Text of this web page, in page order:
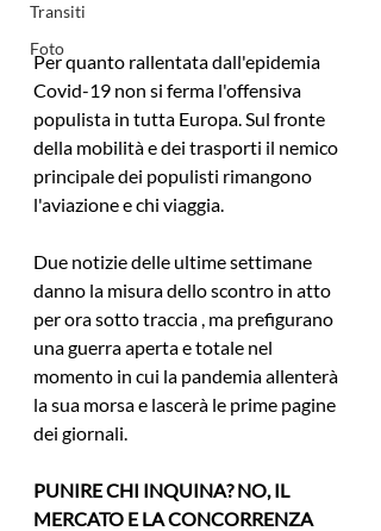
Transiti
Foto
Per quanto rallentata dall'epidemia
Covid-19 non si ferma l'offensiva
populista in tutta Europa. Sul fronte
della mobilità e dei trasporti il nemico
principale dei populisti rimangono
l'aviazione e chi viaggia.
Due notizie delle ultime settimane
danno la misura dello scontro in atto
per ora sotto traccia , ma prefigurano
una guerra aperta e totale nel
momento in cui la pandemia allenterà
la sua morsa e lascerà le prime pagine
dei giornali.
PUNIRE CHI INQUINA? NO, IL
MERCATO E LA CONCORRENZA